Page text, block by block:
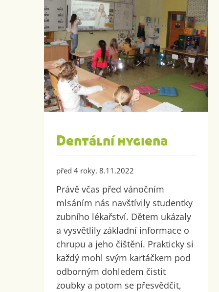
Dentální hygiena
před 4 roky, 8.11.2022
Právě včas před vánočním
mlsáním nás navštívily studentky
zubního lékařství. Dětem ukázaly
a vysvětlily základní informace o
chrupu a jeho čištění. Prakticky si
každý mohl svým kartáčkem pod
odborným dohledem čistit
zoubky a potom se přesvědčit,